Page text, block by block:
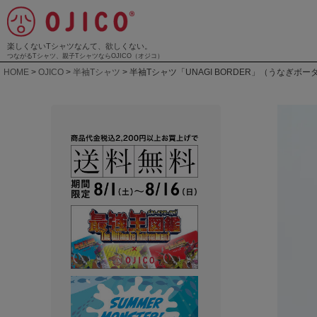
楽しくないTシャツなんて、欲しくない。
つながるTシャツ、親子TシャツならOJICO（オジコ）
HOME OJICO 半袖Tシャツ 半袖Tシャツ「UNAGI BORDER」（うなぎボー